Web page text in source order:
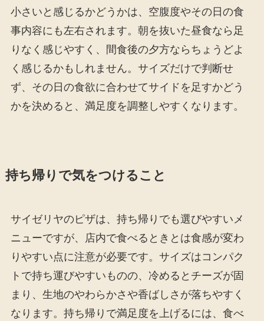
小さいと感じるかどうかは、空腹度やその日の食
事内容にも左右されます。朝を抜いた昼食なら足
りなく感じやすく、間食後の夕方ならちょうどよ
く感じるかもしれません。サイズだけで判断せ
ず、その日の食欲に合わせてサイドを足すかどう
かを決めると、満足度を調整しやすくなります。
持ち帰りで気をつけること
サイゼリヤのピザは、持ち帰りでも選びやすいメ
ニューですが、店内で食べるときとは食感が変わ
りやすい点に注意が必要です。サイズはコンパク
トで持ち運びやすいものの、冷めるとチーズが固
まり、生地のやわらかさや香ばしさが落ちやすく
なります。持ち帰りで満足度を上げるには、食べ